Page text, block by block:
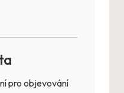
pro objevování